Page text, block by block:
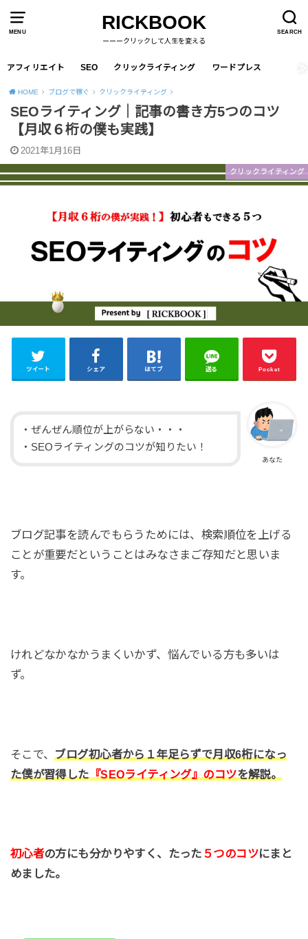
MENU SEARCH
RICKBOOK
ーーークリックして人生を変える
アフィリエイト SEO クリックライティング ワードプレス
HOME ブログで稼ぐ クリックライティング
SEOライティング｜記事の書き方5つのコツ
【月収６桁の僕も実践】
2021年1月16日
クリックライティング
ツイート シェア はてブ 送る Pocket
あなた
・ぜんぜん順位が上がらない・・・
・SEOライティングのコツが知りたい！
ブログ記事を読んでもらうためには、検索順位を上げる
ことが重要だということはみなさまご存知だと思いま
す。
けれどなかなかうまくいかず、悩んでいる方も多いは
ず。
そこで、 ブログ初心者から１年足らずで月収6桁になっ
た僕が習得した 『SEOライティング』のコツを解説。
初心者の方にも分かりやすく、たった ５つのコツにまと
めました。